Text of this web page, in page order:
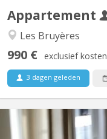
Appartement
Les Bruyères
990 € exclusief kosten
3 dagen geleden